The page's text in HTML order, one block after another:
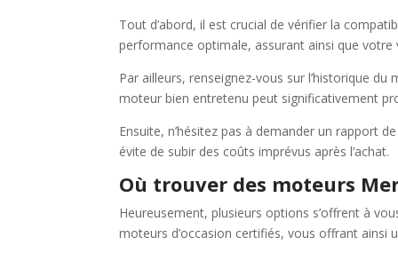
Tout d’abord, il est crucial de vérifier la
performance optimale, assurant ainsi que
Par ailleurs, renseignez-vous sur l’historique
moteur bien entretenu peut significativement
Ensuite, n’hésitez pas à demander un rapport
évite de subir des coûts imprévus après l’achat.
Où trouver des moteurs
Heureusement, plusieurs options s’offrent à
moteurs d’occasion certifiés, vous offrant ainsi